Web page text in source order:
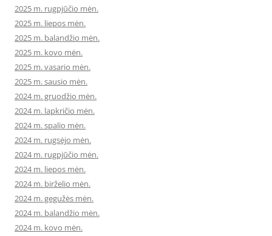
2025 m. rugpjūčio mėn.
2025 m. liepos mėn.
2025 m. balandžio mėn.
2025 m. kovo mėn.
2025 m. vasario mėn.
2025 m. sausio mėn.
2024 m. gruodžio mėn.
2024 m. lapkričio mėn.
2024 m. spalio mėn.
2024 m. rugsėjo mėn.
2024 m. rugpjūčio mėn.
2024 m. liepos mėn.
2024 m. birželio mėn.
2024 m. gegužės mėn.
2024 m. balandžio mėn.
2024 m. kovo mėn.